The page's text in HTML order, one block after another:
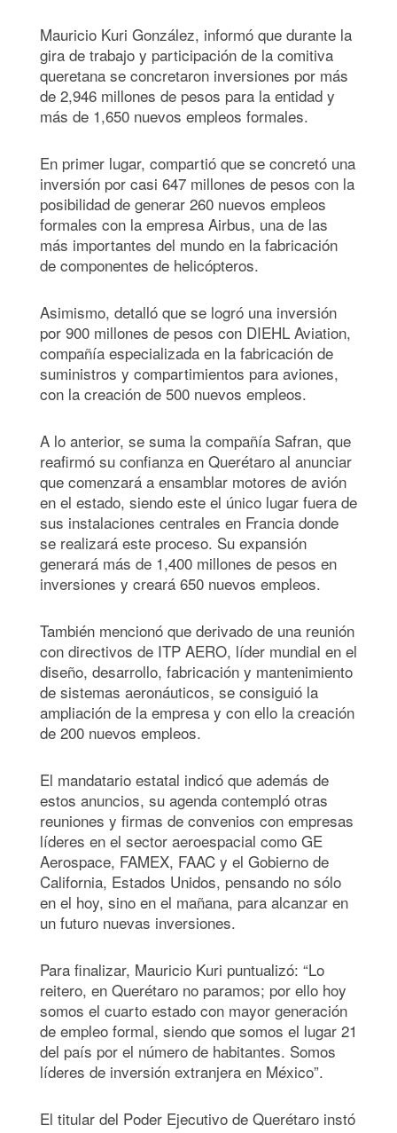
Mauricio Kuri González, informó que durante la
gira de trabajo y participación de la comitiva
queretana se concretaron inversiones por más
de 2,946 millones de pesos para la entidad y
más de 1,650 nuevos empleos formales.
En primer lugar, compartió que se concretó una
inversión por casi 647 millones de pesos con la
posibilidad de generar 260 nuevos empleos
formales con la empresa Airbus, una de las
más importantes del mundo en la fabricación
de componentes de helicópteros.
Asimismo, detalló que se logró una inversión
por 900 millones de pesos con DIEHL Aviation,
compañía especializada en la fabricación de
suministros y compartimientos para aviones,
con la creación de 500 nuevos empleos.
A lo anterior, se suma la compañía Safran, que
reafirmó su confianza en Querétaro al anunciar
que comenzará a ensamblar motores de avión
en el estado, siendo este el único lugar fuera de
sus instalaciones centrales en Francia donde
se realizará este proceso. Su expansión
generará más de 1,400 millones de pesos en
inversiones y creará 650 nuevos empleos.
También mencionó que derivado de una reunión
con directivos de ITP AERO, líder mundial en el
diseño, desarrollo, fabricación y mantenimiento
de sistemas aeronáuticos, se consiguió la
ampliación de la empresa y con ello la creación
de 200 nuevos empleos.
El mandatario estatal indicó que además de
estos anuncios, su agenda contempló otras
reuniones y firmas de convenios con empresas
líderes en el sector aeroespacial como GE
Aerospace, FAMEX, FAAC y el Gobierno de
California, Estados Unidos, pensando no sólo
en el hoy, sino en el mañana, para alcanzar en
un futuro nuevas inversiones.
Para finalizar, Mauricio Kuri puntualizó: “Lo
reitero, en Querétaro no paramos; por ello hoy
somos el cuarto estado con mayor generación
de empleo formal, siendo que somos el lugar 21
del país por el número de habitantes. Somos
líderes de inversión extranjera en México”.
El titular del Poder Ejecutivo de Querétaro instó